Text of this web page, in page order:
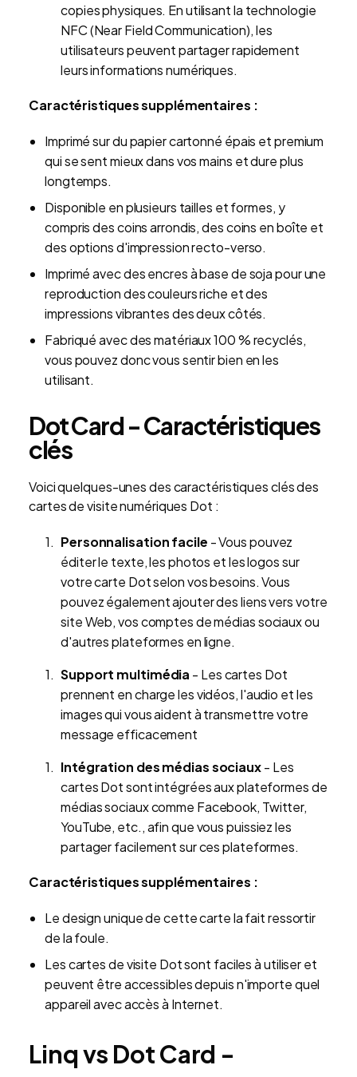
copies physiques. En utilisant la technologie
NFC (Near Field Communication), les
utilisateurs peuvent partager rapidement
leurs informations numériques.
Caractéristiques supplémentaires :
Imprimé sur du papier cartonné épais et premium
qui se sent mieux dans vos mains et dure plus
longtemps.
Disponible en plusieurs tailles et formes, y
compris des coins arrondis, des coins en boîte et
des options d'impression recto-verso.
Imprimé avec des encres à base de soja pour une
reproduction des couleurs riche et des
impressions vibrantes des deux côtés.
Fabriqué avec des matériaux 100 % recyclés,
vous pouvez donc vous sentir bien en les
utilisant.
Dot Card - Caractéristiques
clés
Voici quelques-unes des caractéristiques clés des
cartes de visite numériques Dot :
Personnalisation facile - Vous pouvez
éditer le texte, les photos et les logos sur
votre carte Dot selon vos besoins. Vous
pouvez également ajouter des liens vers votre
site Web, vos comptes de médias sociaux ou
d'autres plateformes en ligne.
Support multimédia - Les cartes Dot
prennent en charge les vidéos, l'audio et les
images qui vous aident à transmettre votre
message efficacement
Intégration des médias sociaux- Les
cartes Dot sont intégrées aux plateformes de
médias sociaux comme Facebook, Twitter,
YouTube, etc., afin que vous puissiez les
partager facilement sur ces plateformes.
Caractéristiques supplémentaires :
Le design unique de cette carte la fait ressortir
de la foule.
Les cartes de visite Dot sont faciles à utiliser et
peuvent être accessibles depuis n'importe quel
appareil avec accès à Internet.
Linq vs Dot Card -